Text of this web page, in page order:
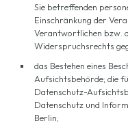
Sie betreffenden
Einschränkung der
Verantwortlichen bzw.
Widerspruchsrechts
das Bestehen eines
Aufsichtsbehörde; die
Datenschutz-
Datenschutz und
Berlin;